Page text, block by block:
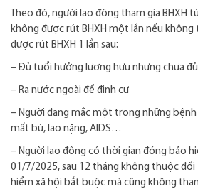
Theo đó, người lao động tham gia BHXH
không được rút BHXH một lần nếu
được rút BHXH 1 lần sau:
– Đủ tuổi hưởng lương hưu nhưng chưa
– Ra nước ngoài để định cư
– Người đang mắc một trong những
mất bù, lao nặng, AIDS…
– Người lao động có thời gian đóng bảo
01/7/2025, sau 12 tháng không thuộc
hiểm xã hội bắt buộc mà cũng không